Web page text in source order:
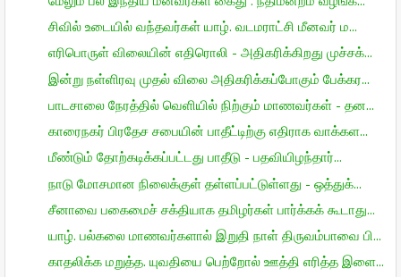
சிவில் உடையில் வந்தவர்கள் யாழ். வடமராட்சி மீனவர் ம...
எரிபொருள் விலையின் எதிரொலி - அதிகரிக்கிறது முச்சக்...
இன்று நள்ளிரவு முதல் விலை அதிகரிக்கப்போகும் பேக்கர...
பாடசாலை நேரத்தில் வெளியில் நிற்கும் மாணவர்கள் - தன...
காரைநகர் பிரதேச சபையின் பாதீட்டிற்கு எதிராக வாக்கள...
மீண்டும் தோற்கடிக்கப்பட்டது பாதீடு - பதவியிழந்தார்...
நாடு மோசமான நிலைக்குள் தள்ளப்பட்டுள்ளது - ஒத்துக்...
சீனாவை பகைமைச் சக்தியாக தமிழர்கள் பார்க்கக் கூடாது...
யாழ். பல்கலை மாணவர்களால் இறுதி நாள் திருவம்பாவை பி...
காதலிக்க மறுத்த. யுவதியை பெற்றோல் ஊத்தி எரித்த இளை...